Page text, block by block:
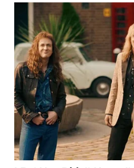
WN
TAPANULI
UTARA
WN
SAMOSIR
WN
PADANG
LAWAS
WN